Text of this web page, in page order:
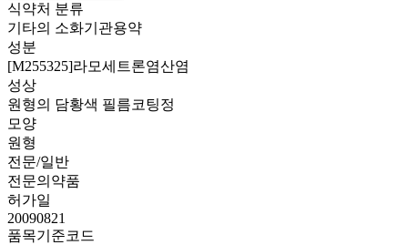
식약처 분류
기타의 소화기관용약
성분
[M255325]라모세트론염산염
성상
원형의 담황색 필름코팅정
모양
원형
전문/일반
전문의약품
허가일
20090821
품목기준코드